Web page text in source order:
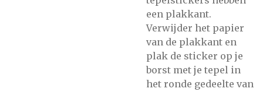
een plakkant.
Verwijder het papier
van de plakkant en
plak de sticker op je
borst met je tepel in
het ronde gedeelte van